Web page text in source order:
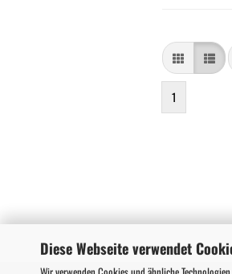
Diese Webseite verwendet
1